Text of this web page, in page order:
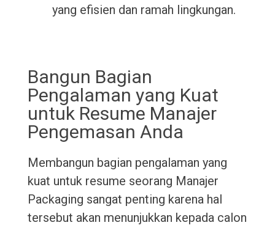
yang efisien dan ramah lingkungan.
Bangun Bagian
Pengalaman yang Kuat
untuk Resume Manajer
Pengemasan Anda
Membangun bagian pengalaman yang
kuat untuk resume seorang Manajer
Packaging sangat penting karena hal
tersebut akan menunjukkan kepada calon